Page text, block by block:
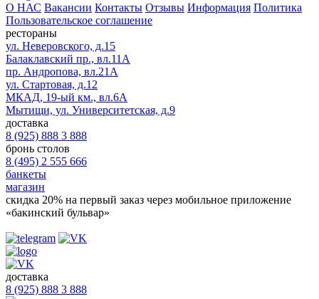
О НАС Вакансии Контакты Отзывы Информация Политика
Пользовательское соглашение
рестораны
ул. Неверовского, д.15
Балаклавский пр., вл.11А
пр. Андропова, вл.21А
ул. Стартовая, д.12
МКАД, 19-ый км., вл.6А
Мытищи, ул. Университетская, д.9
доставка
8 (925) 888 3 888
бронь столов
8 (495) 2 555 666
банкеты
магазин
скидка 20% на первый заказ через мобильное приложение
«бакинский бульвар»
доставка
8 (925) 888 3 888